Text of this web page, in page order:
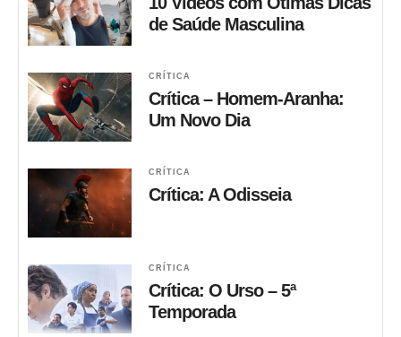
de Saúde Masculina
CRÍTICA
Crítica – Homem-Aranha:
Um Novo Dia
CRÍTICA
Crítica: A Odisseia
CRÍTICA
Crítica: O Urso – 5ª
Temporada